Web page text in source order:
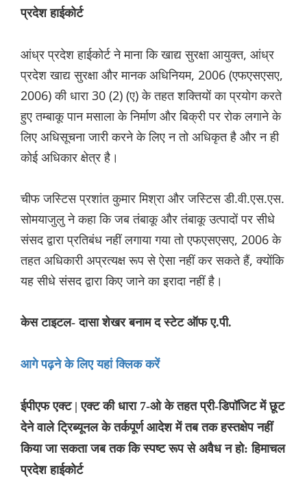
प्रदेश हाईकोर्ट
आंध्र प्रदेश हाईकोर्ट ने माना कि खाद्य सुरक्षा आयुक्त, आंध्र
प्रदेश खाद्य सुरक्षा और मानक अधिनियम, 2006 (एफएसएसए,
2006) की धारा 30 (2) (ए) के तहत शक्तियों का प्रयोग करते
हुए तम्बाकू पान मसाला के निर्माण और बिक्री पर रोक लगाने के
लिए अधिसूचना जारी करने के लिए न तो अधिकृत है और न ही
कोई अधिकार क्षेत्र है।
चीफ जस्टिस प्रशांत कुमार मिश्रा और जस्टिस डी.वी.एस.एस.
सोमयाजुलु ने कहा कि जब तंबाकू और तंबाकू उत्पादों पर सीधे
संसद द्वारा प्रतिबंध नहीं लगाया गया तो एफएसएसए, 2006 के
तहत अधिकारी अप्रत्यक्ष रूप से ऐसा नहीं कर सकते हैं, क्योंकि
यह सीधे संसद द्वारा किए जाने का इरादा नहीं है।
केस टाइटल- दासा शेखर बनाम द स्टेट ऑफ ए.पी.
आगे पढ़ने के लिए यहां क्लिक करें
ईपीएफ एक्ट | एक्ट की धारा 7-ओ के तहत प्री-डिपॉजिट में छूट
देने वाले ट्रिब्यूनल के तर्कपूर्ण आदेश में तब तक हस्तक्षेप नहीं
किया जा सकता जब तक कि स्पष्ट रूप से अवैध न हो: हिमाचल
प्रदेश हाईकोर्ट